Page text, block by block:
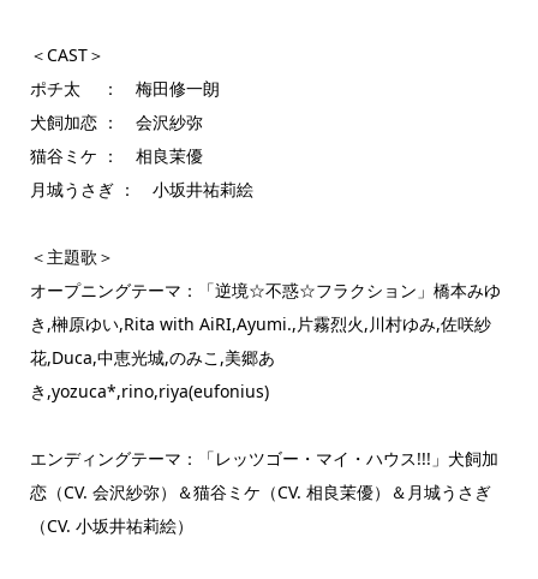
＜CAST＞
ポチ太 ： 梅田修一朗
犬飼加恋 ： 会沢紗弥
猫谷ミケ ： 相良茉優
月城うさぎ ： 小坂井祐莉絵
＜主題歌＞
オープニングテーマ：「逆境☆不惑☆フラクション」橋本みゆ
き,榊原ゆい,Rita with AiRI,Ayumi.,片霧烈火,川村ゆみ,佐咲紗
花,Duca,中恵光城,のみこ,美郷あ
き,yozuca*,rino,riya(eufonius)
エンディングテーマ：「レッツゴー・マイ・ハウス!!!」犬飼加
恋（CV. 会沢紗弥）＆猫谷ミケ（CV. 相良茉優）＆月城うさぎ
（CV. 小坂井祐莉絵）